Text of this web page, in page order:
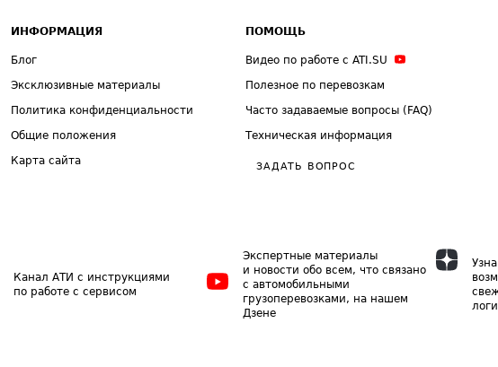
ИНФОРМАЦИЯ
Блог
Эксклюзивные материалы
Политика конфиденциальности
Общие положения
Карта сайта
ПОМОЩЬ
Видео по работе с ATI.SU
Полезное по перевозкам
Часто задаваемые вопросы (FAQ)
Техническая информация
ЗАДАТЬ ВОПРОС
Канал АТИ с инструкциями
по работе с сервисом
Экспертные материалы
и новости обо всем, что связано
с автомобильными
грузоперевозками, на нашем
Дзене